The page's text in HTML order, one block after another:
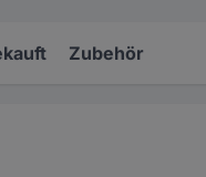
Zubehör